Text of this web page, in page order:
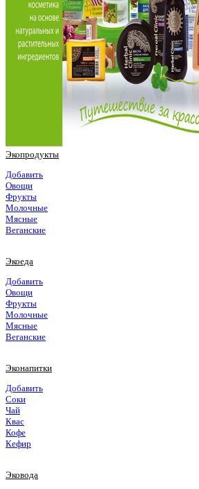
Экопродукты
Добавить
Овощи
Фрукты
Молочные
Мясные
Веганские
Экоеда
Добавить
Овощи
Фрукты
Молочные
Мясные
Веганские
Эконапитки
Добавить
Соки
Чай
Квас
Кофе
Кефир
Эковода